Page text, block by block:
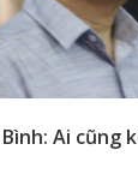
Ai cũng